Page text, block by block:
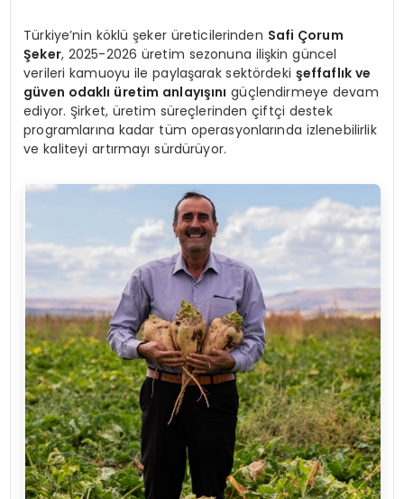
Türkiye’nin köklü şeker üreticilerinden Safi Çorum
Şeker, 2025-2026 üretim sezonuna ilişkin güncel
verileri kamuoyu ile paylaşarak sektördeki şeffaflık ve
güven odaklı üretim anlayışını güçlendirmeye devam
ediyor. Şirket, üretim süreçlerinden çiftçi destek
programlarına kadar tüm operasyonlarında izlenebilirlik
ve kaliteyi artırmayı sürdürüyor.